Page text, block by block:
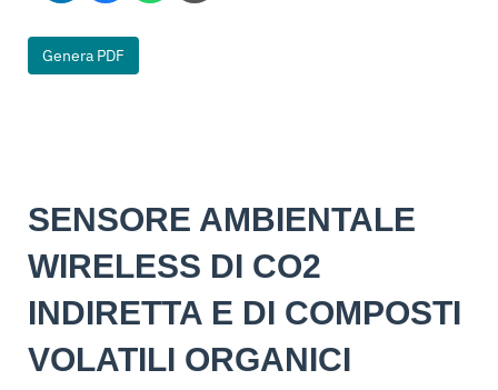
Genera PDF
SENSORE AMBIENTALE
WIRELESS DI CO2
INDIRETTA E DI COMPOSTI
VOLATILI ORGANICI